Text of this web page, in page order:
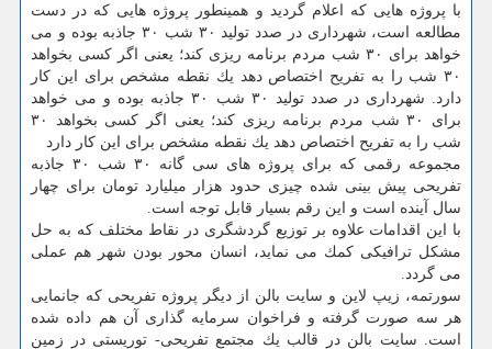
با پروژه هایی كه اعلام گردید و همینطور پروژه هایی كه در دست
مطالعه است، شهرداری در صدد تولید ۳۰ شب ۳۰ جاذبه بوده و می
خواهد برای ۳۰ شب مردم برنامه ریزی كند؛ یعنی اگر كسی بخواهد
۳۰ شب را به تفریح اختصاص دهد یك نقطه مشخص برای این كار
دارد. شهرداری در صدد تولید ۳۰ شب ۳۰ جاذبه بوده و می خواهد
برای ۳۰ شب مردم برنامه ریزی كند؛ یعنی اگر كسی بخواهد ۳۰
شب را به تفریح اختصاص دهد یك نقطه مشخص برای این كار دارد
مجموعه رقمی كه برای پروژه های سی گانه ۳۰ شب ۳۰ جاذبه
تفریحی پیش بینی شده چیزی حدود هزار میلیارد تومان برای چهار
سال آینده است و این رقم بسیار قابل توجه است.
با این اقدامات علاوه بر توزیع گردشگری در نقاط مختلف كه به حل
مشكل ترافیكی كمك می نماید، انسان محور بودن شهر هم عملی
می گردد.
سورتمه، زیپ لاین و سایت بالن از دیگر پروژه تفریحی كه جانمایی
هر سه صورت گرفته و فراخوان سرمایه گذاری آن هم داده شده
است. سایت بالن در قالب یك مجتمع تفریحی- توریستی در زمین